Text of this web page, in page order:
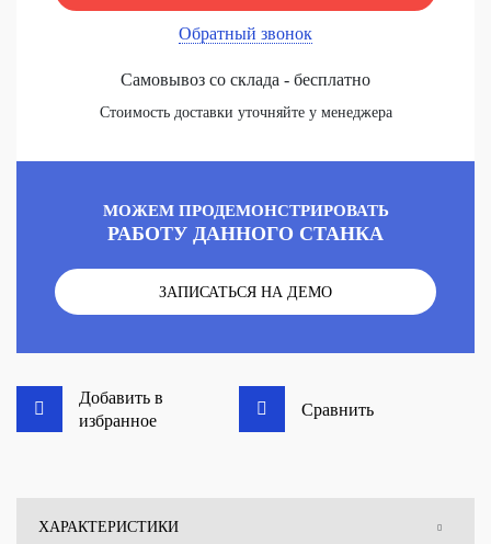
Обратный звонок
Самовывоз со склада - бесплатно
Стоимость доставки уточняйте у менеджера
МОЖЕМ ПРОДЕМОНСТРИРОВАТЬ
РАБОТУ ДАННОГО СТАНКА
ЗАПИСАТЬСЯ НА ДЕМО
Добавить в
избранное
Сравнить
ХАРАКТЕРИСТИКИ